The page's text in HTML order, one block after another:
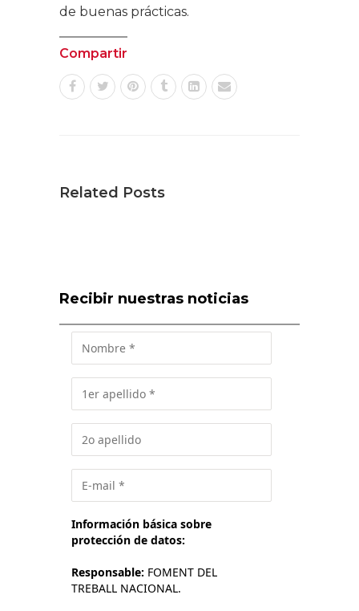
de buenas prácticas.
Compartir
Related Posts
Recibir nuestras noticias
Información básica sobre
protección de datos:
Responsable: FOMENT DEL
TREBALL NACIONAL.